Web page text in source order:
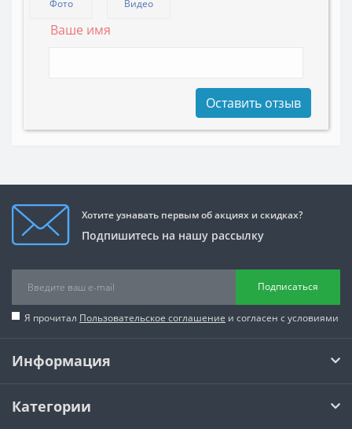
Фото Видео
Ваше имя
Оставить отзыв
Хотите узнавать первым об акциях и скидках?
Подпишитесь на нашу рассылку
Подписаться
Я прочитал Пользовательское соглашение и согласен с условиями
Информация
Категории